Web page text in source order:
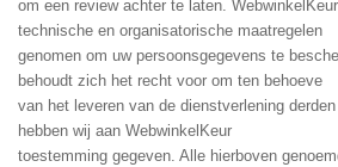
om een review achter te laten.
technische en organisatorische maatregelen
genomen om uw persoonsgegevens te
behoudt zich het recht voor om ten behoeve
van het leveren van de dienstverlening
hebben wij aan WebwinkelKeur
toestemming gegeven. Alle hierboven